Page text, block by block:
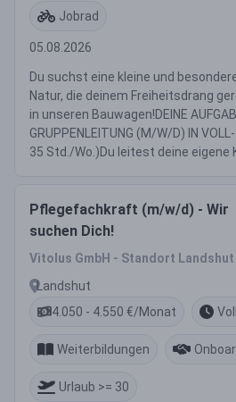
Jobrad
05.08.2026
Du suchst eine kleine und
Natur, die deinem Freiheitsdrang
in unseren Bauwagen!DEINE
GRUPPENLEITUNG (M/W/D) IN
35 Std./Wo.)Du leitest deine eigene
Pflegefachkraft (m/w/d) - Wir
suchen Dich!
Vitolus GmbH - Standort Landshut
Landshut
4.050 - 4.550 €/Monat
Weiterbildungen
Urlaub >= 30